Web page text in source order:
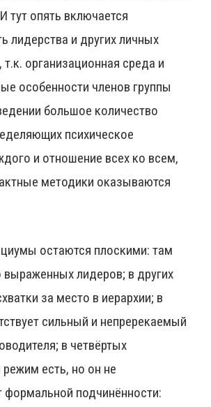
тут опять включается
лидерства и других личных
т.к. организационная среда и
особенности членов группы
большое количество
психическое
и отношение всех ко всем,
методики оказываются
остаются плоскими: там
выраженных лидеров; в других
за место в иерархии; в
сильный и непререкаемый
в четвёртых
есть, но он не
формальной подчинённости: